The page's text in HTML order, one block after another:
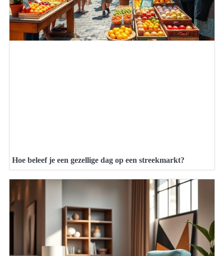
Hoe beleef je een gezellige dag op een streekmarkt?